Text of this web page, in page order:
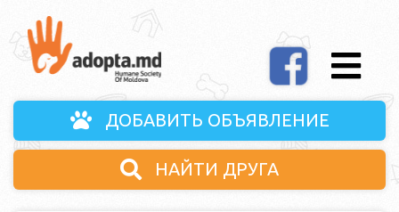
ДОБАВИТЬ ОБЪЯВЛЕНИЕ
НАЙТИ ДРУГА